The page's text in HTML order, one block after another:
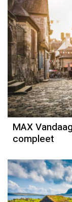
MAX
compleet